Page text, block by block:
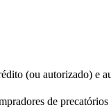
(ou autorizado) e
de precatórios